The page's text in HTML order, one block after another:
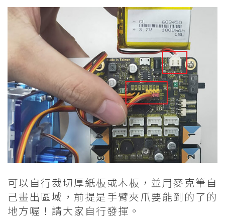
可以自行裁切厚紙板或木板，並用麥克筆自
己畫出區域，前提是手臂夾爪要能到的了的
地方喔！請大家自行發揮。